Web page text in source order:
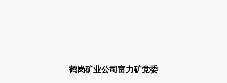
鹤岗矿业公司富力矿党委